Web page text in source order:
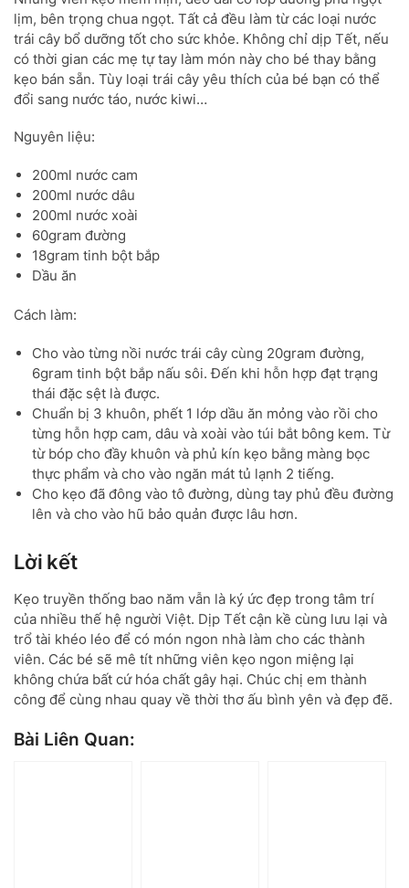
lịm, bên trọng chua ngọt. Tất cả đều làm từ các loại nước
trái cây bổ dưỡng tốt cho sức khỏe. Không chỉ dịp Tết, nếu
có thời gian các mẹ tự tay làm món này cho bé thay bằng
kẹo bán sẵn. Tùy loại trái cây yêu thích của bé bạn có thể
đổi sang nước táo, nước kiwi…
Nguyên liệu:
200ml nước cam
200ml nước dâu
200ml nước xoài
60gram đường
18gram tinh bột bắp
Dầu ăn
Cách làm:
Cho vào từng nồi nước trái cây cùng 20gram đường,
6gram tinh bột bắp nấu sôi. Đến khi hỗn hợp đạt trạng
thái đặc sệt là được.
Chuẩn bị 3 khuôn, phết 1 lớp dầu ăn mỏng vào rồi cho
từng hỗn hợp cam, dâu và xoài vào túi bắt bông kem. Từ
từ bóp cho đầy khuôn và phủ kín kẹo bằng màng bọc
thực phẩm và cho vào ngăn mát tủ lạnh 2 tiếng.
Cho kẹo đã đông vào tô đường, dùng tay phủ đều đường
lên và cho vào hũ bảo quản được lâu hơn.
Lời kết
Kẹo truyền thống bao năm vẫn là ký ức đẹp trong tâm trí
của nhiều thế hệ người Việt. Dịp Tết cận kề cùng lưu lại và
trổ tài khéo léo để có món ngon nhà làm cho các thành
viên. Các bé sẽ mê tít những viên kẹo ngon miệng lại
không chứa bất cứ hóa chất gây hại. Chúc chị em thành
công để cùng nhau quay về thời thơ ấu bình yên và đẹp đẽ.
Bài Liên Quan: